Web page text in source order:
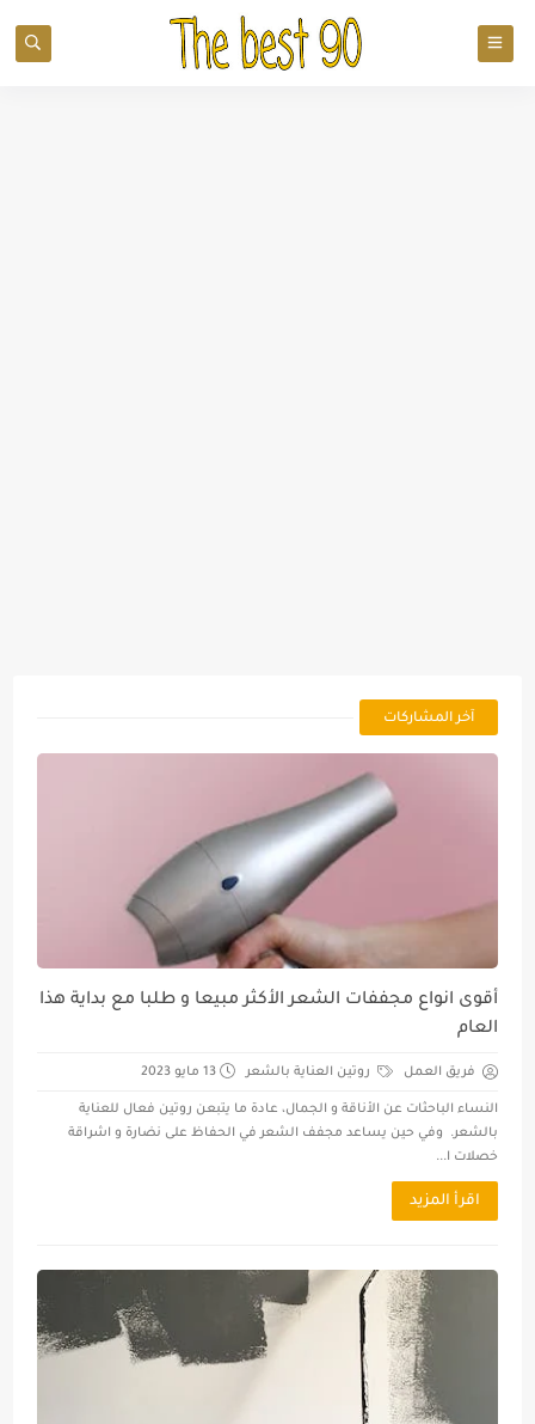
آخر المشاركات
أقوى انواع مجففات الشعر الأكثر مبيعا و طلبا مع بداية هذا
العام
فريق العمل روتين العناية بالشعر 13 مايو 2023
النساء الباحثات عن الأناقة و الجمال، عادة ما يتبعن روتين فعال للعناية
بالشعر. وفي حين يساعد مجفف الشعر في الحفاظ على نضارة و اشراقة
خصلات ا...
اقرأ المزيد